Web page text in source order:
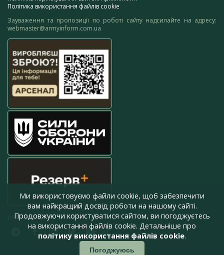
Політика використання файлів cookie
Зауваження та пропозиції по роботі сайту надсилайте на адресу:
webmaster@armyinform.com.ua
press@armyinform.com.ua
Ми використовуємо файли cookie, щоб забезпечити
вам найкращий досвід роботи на нашому сайті.
Продовжуючи користуватися сайтом, ви погоджуєтесь
на використання файлів cookie. Детальніше про
політику використання файлів cookie.
Погоджуюсь